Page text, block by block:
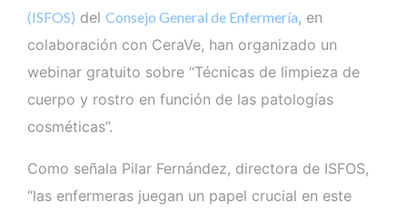
(ISFOS) del Consejo General de Enfermería, en
colaboración con CeraVe, han organizado un
webinar gratuito sobre “Técnicas de limpieza de
cuerpo y rostro en función de las patologías
cosméticas”.
Como señala Pilar Fernández, directora de ISFOS,
“las enfermeras juegan un papel crucial en este